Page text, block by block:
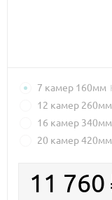
7 камер 160мм
12 камер 260мм
16 камер 340мм
20 камер 420мм
11 760